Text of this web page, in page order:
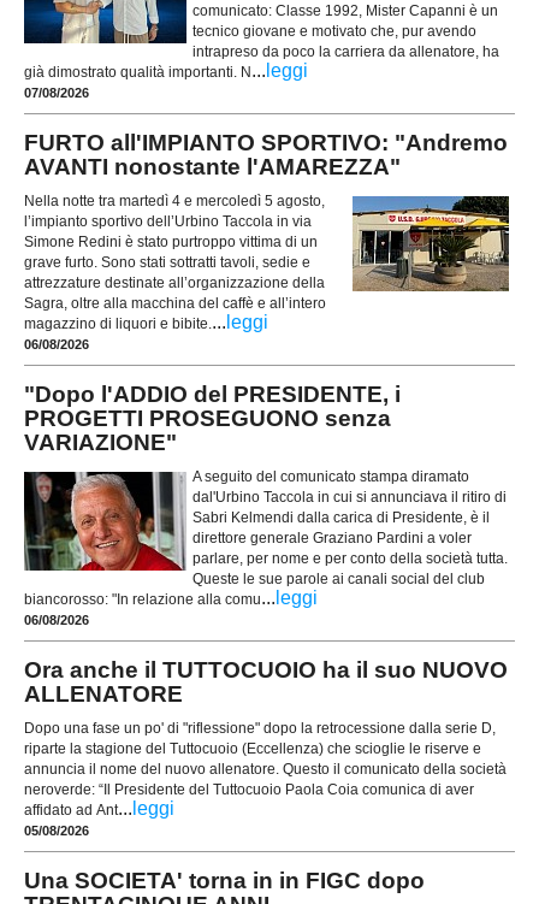
comunicato: Classe 1992, Mister Capanni è un
tecnico giovane e motivato che, pur avendo
intrapreso da poco la carriera da allenatore, ha
già dimostrato qualità importanti. N... leggi
07/08/2026
FURTO all'IMPIANTO SPORTIVO: "Andremo
AVANTI nonostante l'AMAREZZA"
Nella notte tra martedì 4 e mercoledì 5 agosto,
l’impianto sportivo dell’Urbino Taccola in via
Simone Redini è stato purtroppo vittima di un
grave furto. Sono stati sottratti tavoli, sedie e
attrezzature destinate all’organizzazione della
Sagra, oltre alla macchina del caffè e all’intero
magazzino di liquori e bibite.... leggi
06/08/2026
"Dopo l'ADDIO del PRESIDENTE, i
PROGETTI PROSEGUONO senza
VARIAZIONE"
A seguito del comunicato stampa diramato
dal'Urbino Taccola in cui si annunciava il ritiro di
Sabri Kelmendi dalla carica di Presidente, è il
direttore generale Graziano Pardini a voler
parlare, per nome e per conto della società tutta.
Queste le sue parole ai canali social del club
biancorosso: "In relazione alla comu... leggi
06/08/2026
Ora anche il TUTTOCUOIO ha il suo NUOVO
ALLENATORE
Dopo una fase un po' di "riflessione" dopo la retrocessione dalla serie D,
riparte la stagione del Tuttocuoio (Eccellenza) che scioglie le riserve e
annuncia il nome del nuovo allenatore. Questo il comunicato della società
neroverde: “Il Presidente del Tuttocuoio Paola Coia comunica di aver
affidato ad Ant... leggi
05/08/2026
Una SOCIETA' torna in in FIGC dopo